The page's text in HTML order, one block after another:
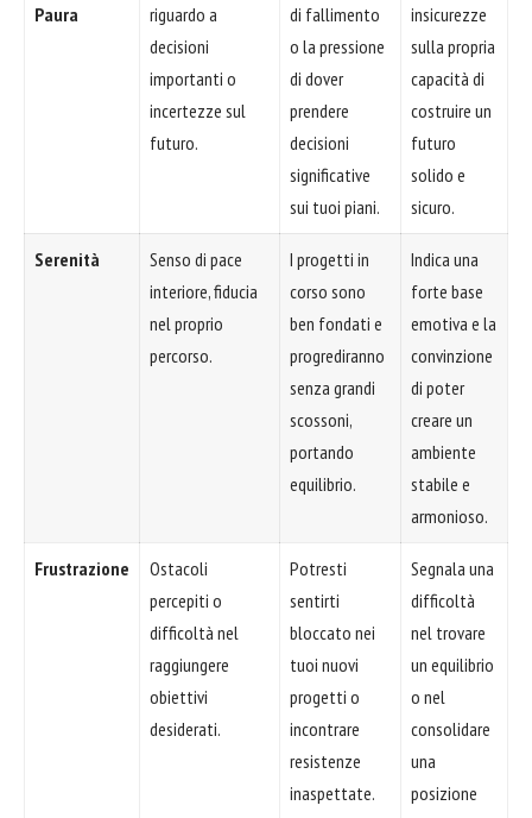
Paura
riguardo a
decisioni
importanti o
incertezze sul
futuro.
di fallimento
o la pressione
di dover
prendere
decisioni
significative
sui tuoi piani.
insicurezze
sulla propria
capacità di
costruire un
futuro
solido e
sicuro.
Serenità
Senso di pace
interiore, fiducia
nel proprio
percorso.
I progetti in
corso sono
ben fondati e
progrediranno
senza grandi
scossoni,
portando
equilibrio.
Indica una
forte base
emotiva e la
convinzione
di poter
creare un
ambiente
stabile e
armonioso.
Frustrazione
Ostacoli
percepiti o
difficoltà nel
raggiungere
obiettivi
desiderati.
Potresti
sentirti
bloccato nei
tuoi nuovi
progetti o
incontrare
resistenze
inaspettate.
Segnala una
difficoltà
nel trovare
un equilibrio
o nel
consolidare
una
posizione